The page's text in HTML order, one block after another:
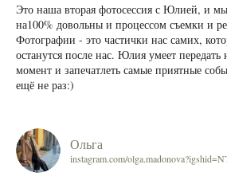
Это наша вторая фотосессия с Юлией, и мы
на100% довольны и процессом съемки и
Фотографии - это частички нас самих,
останутся после нас. Юлия умеет передать
момент и запечатлеть самые приятные
ещё не раз:)
Ольга
instagram.com/